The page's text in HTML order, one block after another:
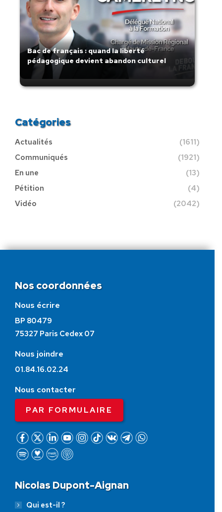
Bac de français : quand la liberté
pédagogique devient abandon culturel
Catégories
Actualités
(1611)
Communiqués
(1921)
En une
(13)
Pétition
(4)
Vidéo
(2042)
Nos coordonnées
Nous écrire
BP 80479
75327 Paris Cedex 07
Nous joindre
01.84.16.02.24
Nous contacter
PAR FORMULAIRE
Nicolas Dupont-Aignan
Qui est-il ?